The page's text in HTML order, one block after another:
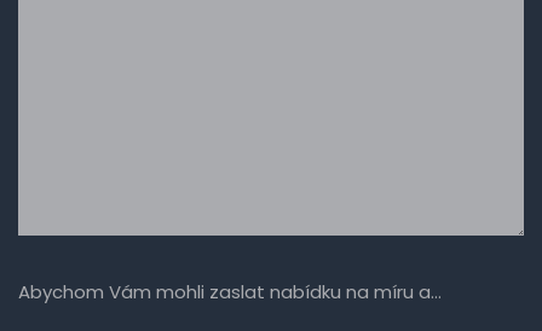
Abychom Vám mohli zaslat nabídku na míru a…